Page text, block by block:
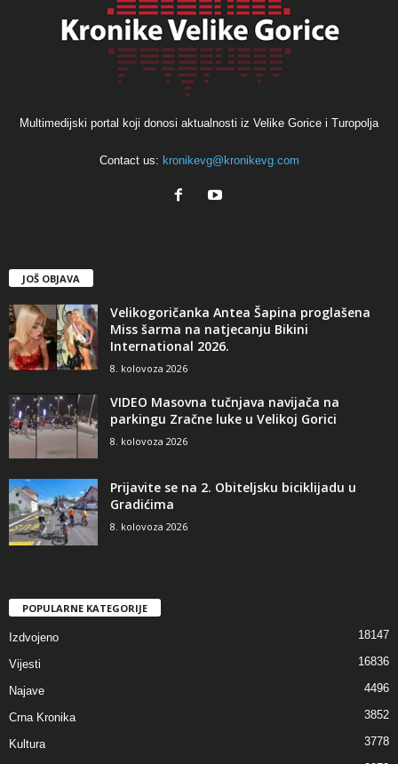
Multimedijski portal koji donosi aktualnosti iz Velike Gorice i Turopolja
Contact us: kronikevg@kronikevg.com
JOŠ OBJAVA
Velikogoričanka Antea Šapina proglašena
Miss šarma na natjecanju Bikini
International 2026.
8. kolovoza 2026
VIDEO Masovna tučnjava navijača na
parkingu Zračne luke u Velikoj Gorici
8. kolovoza 2026
Prijavite se na 2. Obiteljsku biciklijadu u
Gradićima
8. kolovoza 2026
POPULARNE KATEGORIJE
Izdvojeno 18147
Vijesti 16836
Najave 4496
Crna Kronika 3852
Kultura
3778